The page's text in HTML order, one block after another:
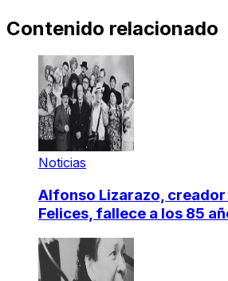
Contenido relacionado
Noticias
Alfonso Lizarazo, creador
Felices, fallece a los 85